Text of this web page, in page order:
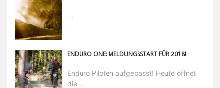
...
ENDURO ONE: MELDUNGSSTART FÜR 2018!
Enduro Piloten aufgepasst! Heute öffnet
die ...